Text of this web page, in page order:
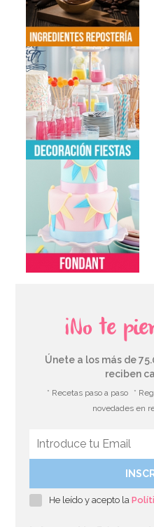
¡No te
Únete a los más de
reciben
* Recetas paso a paso *
novedades en
He leído y acepto la